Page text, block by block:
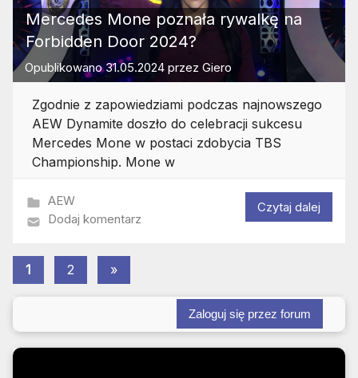
Mercedes Mone poznała rywalkę na
Forbidden Door 2024?
Opublikowano31.05.2024 przez Giero
Zgodnie z zapowiedziami podczas najnowszego
AEW Dynamite doszło do celebracji sukcesu
Mercedes Mone w postaci zdobycia TBS
Championship. Mone w
AEW
Dodaj komentarz
Czytaj dalej
Stronicowanie
wpisów
1 2
Następne
wpisy
»
Zaloguj się przez forum